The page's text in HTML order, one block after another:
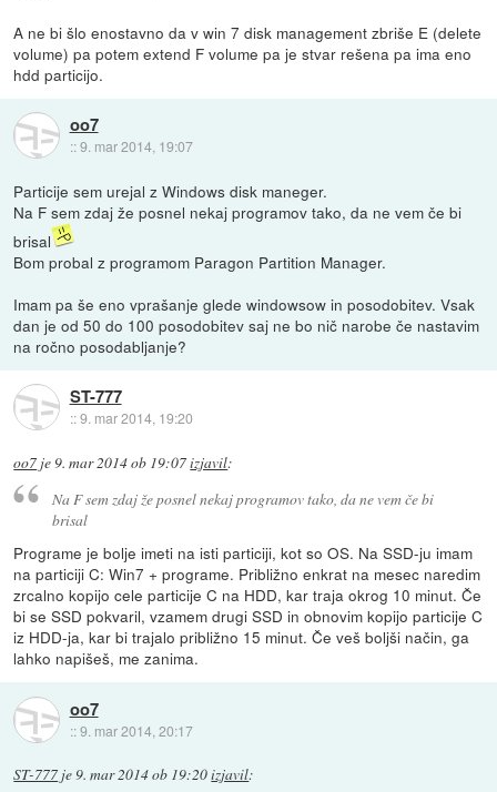
A ne bi šlo enostavno da v win 7 disk management zbriše E (delete
volume) pa potem extend F volume pa je stvar rešena pa ima eno
hdd particijo.
oo7
::9. mar 2014, 19:07
Particije sem urejal z Windows disk maneger.
Na F sem zdaj že posnel nekaj programov tako, da ne vem če bi
brisal
Bom probal z programom Paragon Partition Manager.
Imam pa še eno vprašanje glede windowsow in posodobitev. Vsak
dan je od 50 do 100 posodobitev saj ne bo nič narobe če nastavim
na ročno posodabljanje?
ST-777
::9. mar 2014, 19:20
oo7 je9. mar 2014 ob 19:07izjavil:
Na F sem zdaj že posnel nekaj programov tako, da ne vem če bi
brisal
Programe je bolje imeti na isti particiji, kot so OS. Na SSD-ju imam
na particiji C: Win7 + programe. Približno enkrat na mesec naredim
zrcalno kopijo cele particije C na HDD, kar traja okrog 10 minut. Če
bi se SSD pokvaril, vzamem drugi SSD in obnovim kopijo particije C
iz HDD-ja, kar bi trajalo približno 15 minut. Če veš boljši način, ga
lahko napišeš, me zanima.
oo7
::9. mar 2014, 20:17
ST-777 je9. mar 2014 ob 19:20izjavil: